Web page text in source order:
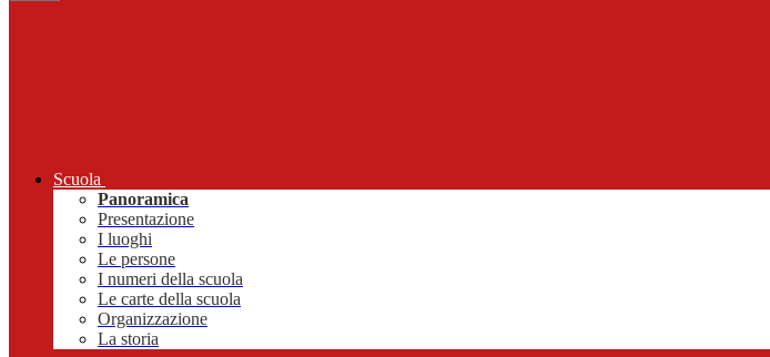
Scuola
Panoramica
Presentazione
I luoghi
Le persone
I numeri della scuola
Le carte della scuola
Organizzazione
La storia